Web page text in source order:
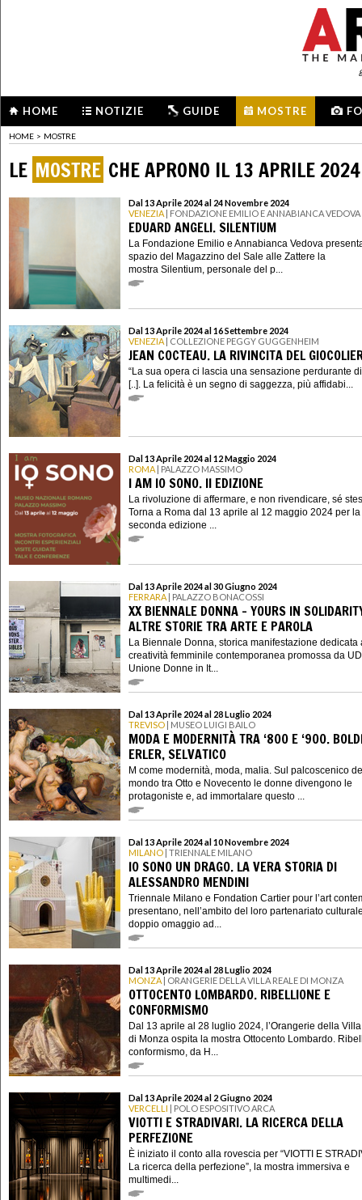
HOME NOTIZIE GUIDE MOSTRE
HOME > MOSTRE
LE MOSTRE CHE APRONO IL 13 APRILE 2024
Dal 13 Aprile 2024 al 24 Novembre 2024
VENEZIA | FONDAZIONE EMILIO E ANNABIANCA VEDOVA
EDUARD ANGELI. SILENTIUM
La Fondazione Emilio e Annabianca Vedova
spazio del Magazzino del Sale alle Zattere la
mostra Silentium, personale del p...
Dal 13 Aprile 2024 al 16 Settembre 2024
VENEZIA | COLLEZIONE PEGGY GUGGENHEIM
JEAN COCTEAU. LA RIVINCITA DEL
“La sua opera ci lascia una sensazione perdurante
[..]. La felicità è un segno di saggezza, più affidabi...
Dal 13 Aprile 2024 al 12 Maggio 2024
ROMA | PALAZZO MASSIMO
I AM IO SONO. II EDIZIONE
La rivoluzione di affermare, e non rivendicare, sé
Torna a Roma dal 13 aprile al 12 maggio 2024 per la
seconda edizione ...
Dal 13 Aprile 2024 al 30 Giugno 2024
FERRARA | PALAZZO BONACOSSI
XX BIENNALE DONNA - YOURS IN
ALTRE STORIE TRA ARTE E PAROLA
La Biennale Donna, storica manifestazione dedicata
creatività femminile contemporanea promossa da
Unione Donne in It...
Dal 13 Aprile 2024 al 28 Luglio 2024
TREVISO | MUSEO LUIGI BAILO
MODA E MODERNITÀ TRA ‘800 E ‘900.
ERLER, SELVATICO
M come modernità, moda, malia. Sul palcoscenico
mondo tra Otto e Novecento le donne divengono le
protagoniste e, ad immortalare questo ...
Dal 13 Aprile 2024 al 10 Novembre 2024
MILANO | TRIENNALE MILANO
IO SONO UN DRAGO. LA VERA STORIA DI
ALESSANDRO MENDINI
Triennale Milano e Fondation Cartier pour l’art
presentano, nell’ambito del loro partenariato
doppio omaggio ad...
Dal 13 Aprile 2024 al 28 Luglio 2024
MONZA | ORANGERIE DELLA VILLA REALE DI MONZA
OTTOCENTO LOMBARDO. RIBELLIONE E
CONFORMISMO
Dal 13 aprile al 28 luglio 2024, l’Orangerie della
di Monza ospita la mostra Ottocento Lombardo.
conformismo, da H...
Dal 13 Aprile 2024 al 2 Giugno 2024
VERCELLI | POLO ESPOSITIVO ARCA
VIOTTI E STRADIVARI. LA RICERCA DELLA
PERFEZIONE
È iniziato il conto alla rovescia per “VIOTTI E
La ricerca della perfezione”, la mostra immersiva e
multimedi...